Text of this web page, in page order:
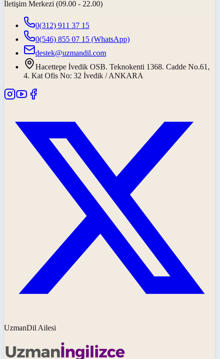
İletişim Merkezi (09.00 - 22.00)
0(312) 911 37 15
0(546) 855 07 15 (WhatsApp)
destek@uzmandil.com
Hacettepe İvedik OSB. Teknokenti 1368. Cadde No.61,
4. Kat Ofis No: 32 İvedik / ANKARA
UzmanDil Ailesi